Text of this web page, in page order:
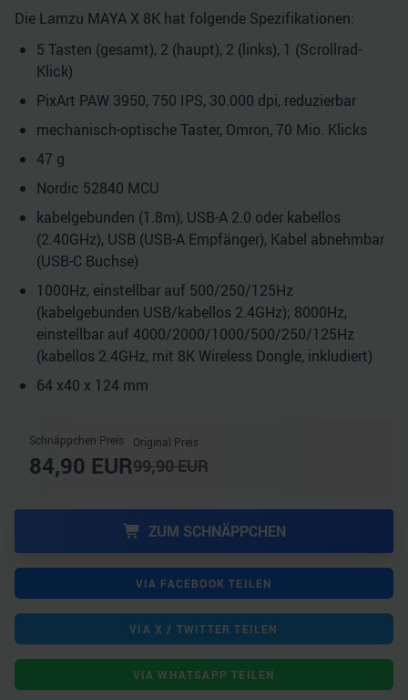
Die Lamzu MAYA X 8K hat folgende Spezifikationen:
5 Tasten (gesamt), 2 (haupt), 2 (links), 1 (Scrollrad-
Klick)
PixArt PAW 3950, 750 IPS, 30.000 dpi, reduzierbar
mechanisch-optische Taster, Omron, 70 Mio. Klicks
47 g
Nordic 52840 MCU
kabelgebunden (1.8m), USB-A 2.0 oder kabellos
(2.40GHz), USB (USB-A Empfänger), Kabel abnehmbar
(USB-C Buchse)
1000Hz, einstellbar auf 500/​250/​125Hz
(kabelgebunden USB/​kabellos 2.4GHz); 8000Hz,
einstellbar auf 4000/​2000/​1000/​500/​250/​125Hz
(kabellos 2.4GHz, mit 8K Wireless Dongle, inkludiert)
64 x40 x 124 mm
Schnäppchen Preis
84,90 EUR
Original Preis
99,90EUR
ZUM SCHNÄPPCHEN
VIA FACEBOOK TEILEN
VIA X / TWITTER TEILEN
VIA WHATSAPP TEILEN